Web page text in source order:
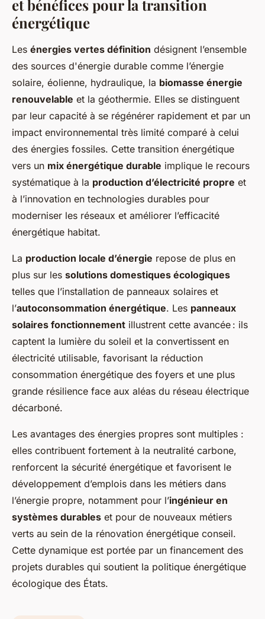
et bénéfices pour la transition
énergétique
Les énergies vertes définition désignent l’ensemble
des sources d'énergie durable comme l’énergie
solaire, éolienne, hydraulique, la biomasse énergie
renouvelable et la géothermie. Elles se distinguent
par leur capacité à se régénérer rapidement et par un
impact environnemental très limité comparé à celui
des énergies fossiles. Cette transition énergétique
vers un mix énergétique durable implique le recours
systématique à la production d’électricité propre et
à l’innovation en technologies durables pour
moderniser les réseaux et améliorer l’efficacité
énergétique habitat.
La production locale d’énergie repose de plus en
plus sur les solutions domestiques écologiques
telles que l’installation de panneaux solaires et
l’autoconsommation énergétique. Les panneaux
solaires fonctionnement illustrent cette avancée : ils
captent la lumière du soleil et la convertissent en
électricité utilisable, favorisant la réduction
consommation énergétique des foyers et une plus
grande résilience face aux aléas du réseau électrique
décarboné.
Les avantages des énergies propres sont multiples :
elles contribuent fortement à la neutralité carbone,
renforcent la sécurité énergétique et favorisent le
développement d’emplois dans les métiers dans
l’énergie propre, notamment pour l’ingénieur en
systèmes durables et pour de nouveaux métiers
verts au sein de la rénovation énergétique conseil.
Cette dynamique est portée par un financement des
projets durables qui soutient la politique énergétique
écologique des États.